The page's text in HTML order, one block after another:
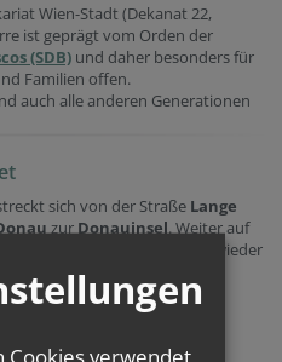
Wien-Stadt (Dekanat 22,
ist geprägt vom Orden der
(SDB) und daher besonders für
Familien offen.
auch alle anderen Generationen
sich von der Straße Lange
zurDonauinsel. Weiter auf
wieder
verwendet